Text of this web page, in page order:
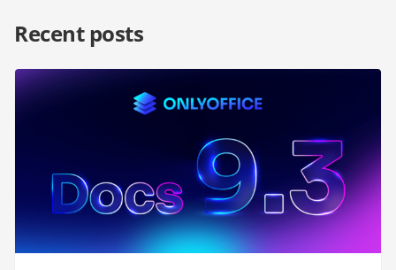
Recent posts